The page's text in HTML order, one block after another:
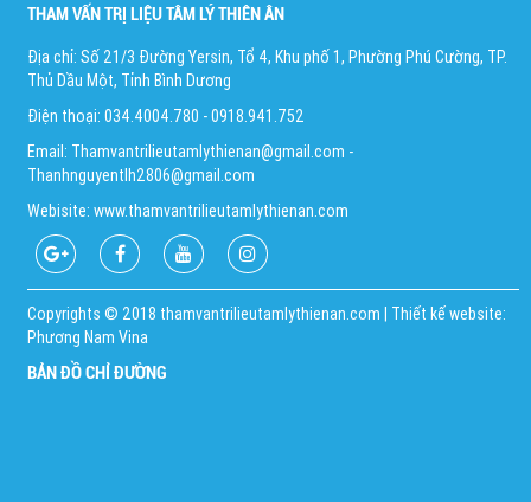
THAM VẤN TRỊ LIỆU TÂM LÝ THIÊN ÂN
Địa chỉ: Số 21/3 Đường Yersin, Tổ 4, Khu phố 1, Phường Phú Cường, TP.
Thủ Dầu Một, Tỉnh Bình Dương
Điện thoại: 034.4004.780 - 0918.941.752
Email: Thamvantrilieutamlythienan@gmail.com -
Thanhnguyentlh2806@gmail.com
Webisite: www.thamvantrilieutamlythienan.com
Copyrights © 2018 thamvantrilieutamlythienan.com | Thiết kế website:
Phương Nam Vina
BẢN ĐỒ CHỈ ĐƯỜNG